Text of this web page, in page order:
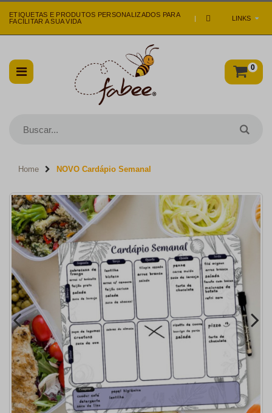
LINKS
ETIQUETAS E PRODUTOS PERSONALIZADOS PARA
FACILITAR A SUA VIDA
|
0
Home NOVO Cardápio Semanal